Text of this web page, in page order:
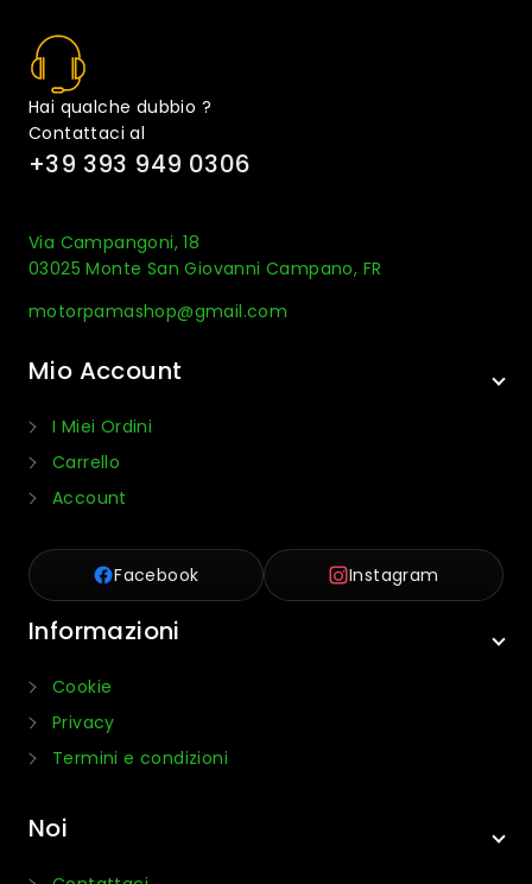
Hai qualche dubbio ?
Contattaci al
+39 393 949 0306
Via Campangoni, 18
03025 Monte San Giovanni Campano, FR
motorpamashop@gmail.com
Mio Account
I Miei Ordini
Carrello
Account
Facebook Instagram
Informazioni
Cookie
Privacy
Termini e condizioni
Noi